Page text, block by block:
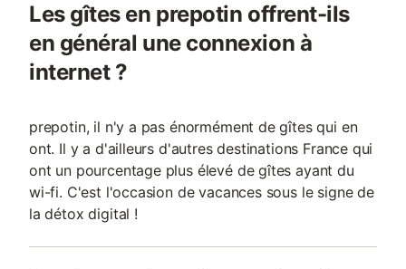
Les gîtes en prepotin offrent-ils
en général une connexion à
internet ?
prepotin, il n'y a pas énormément de gîtes qui en
ont. Il y a d'ailleurs d'autres destinations France qui
ont un pourcentage plus élevé de gîtes ayant du
wi-fi. C'est l'occasion de vacances sous le signe de
la détox digital !